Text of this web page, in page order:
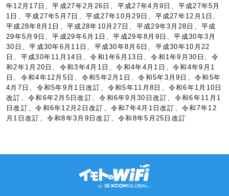
年12月17日、平成27年2月26日、平成27年4月9日、平成27年5月
1日、平成27年5月7日、平成27年10月29日、平成27年12月1日、
平成28年8月1日、平成28年10月27日、平成29年3月28日、平成
29年5月9日、平成29年6月1日、平成29年8月9日、平成30年3月
30日、平成30年6月11日、平成30年8月6日、平成30年10月22
日、平成30年11月14日、令和1年6月13日、令和1年9月30日、令
和2年1月20日、令和3年4月1日、令和4年4月1日、令和4年9月1
日、令和4年12月5日、令和5年2月1日、令和5年3月9日、令和5年
4月7日、令和5年9月1日改訂、令和5年11月8日、令和6年1月10日
改訂、令和6年2月5日改訂、令和6年9月30日改訂、令和6年11月1
日改訂、令和6年12月2日改訂、令和7年4月1日改訂、令和7年12
月1日改訂、令和8年3月9日改訂、令和8年5月25日改訂